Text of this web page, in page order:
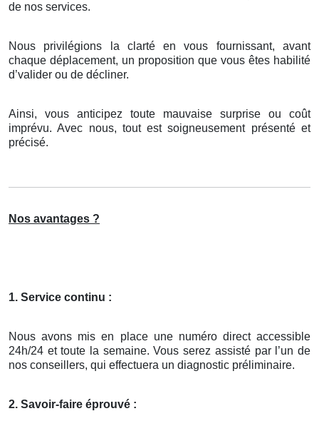
de nos services.
Nous privilégions la clarté en vous fournissant, avant
chaque déplacement, un proposition que vous êtes habilité
d’valider ou de décliner.
Ainsi, vous anticipez toute mauvaise surprise ou coût
imprévu. Avec nous, tout est soigneusement présenté et
précisé.
Nos avantages ?
1. Service continu :
Nous avons mis en place une numéro direct accessible
24h/24 et toute la semaine. Vous serez assisté par l’un de
nos conseillers, qui effectuera un diagnostic préliminaire.
2. Savoir-faire éprouvé :